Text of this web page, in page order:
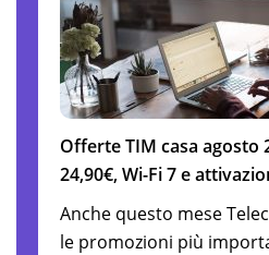
Offerte TIM casa agosto
24,90€, Wi-Fi 7 e
Anche questo mese
le promozioni più